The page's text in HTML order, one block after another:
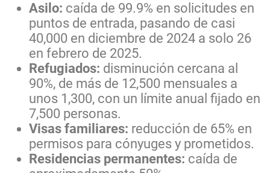
Asilo: caída de 99.9% en solicitudes en
puntos de entrada, pasando de casi
40,000 en diciembre de 2024 a solo 26
en febrero de 2025.
Refugiados: disminución cercana al
90%, de más de 12,500 mensuales a
unos 1,300, con un límite anual fijado en
7,500 personas.
Visas familiares: reducción de 65% en
permisos para cónyuges y prometidos.
Residencias permanentes: caída de